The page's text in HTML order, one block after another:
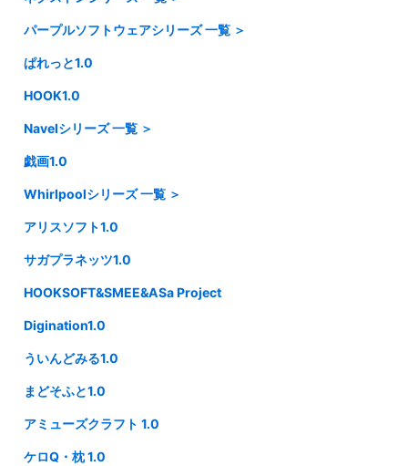
・ネクストン1.0
・ネクストン2.0
・ネクストン3.0
・ネクストン4.0
パープルソフトウェアシリーズ 一覧 ＞
・パープルソフトウェア1.0
・パープルソフトウェア2.0
ぱれっと1.0
HOOK1.0
Navelシリーズ 一覧 ＞
・Navel1.0
・Navel2.0
戯画1.0
Whirlpoolシリーズ 一覧 ＞
・Whirlpool1.0
・Whirlpool 20thAnniversary Finale!
アリスソフト1.0
サガプラネッツ1.0
HOOKSOFT&SMEE&ASa Project
Digination1.0
ういんどみる1.0
まどそふと1.0
アミューズクラフト 1.0
ケロQ・枕 1.0